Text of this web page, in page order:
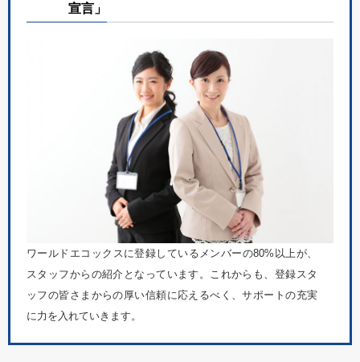
宣言」
ワールドエコックスに登録しているメンバーの80%以上が、
スタッフからの紹介となっています。これからも、登録スタ
ッフの皆さまからの厚い信頼に応えるべく、サポートの充実
に力を入れていきます。